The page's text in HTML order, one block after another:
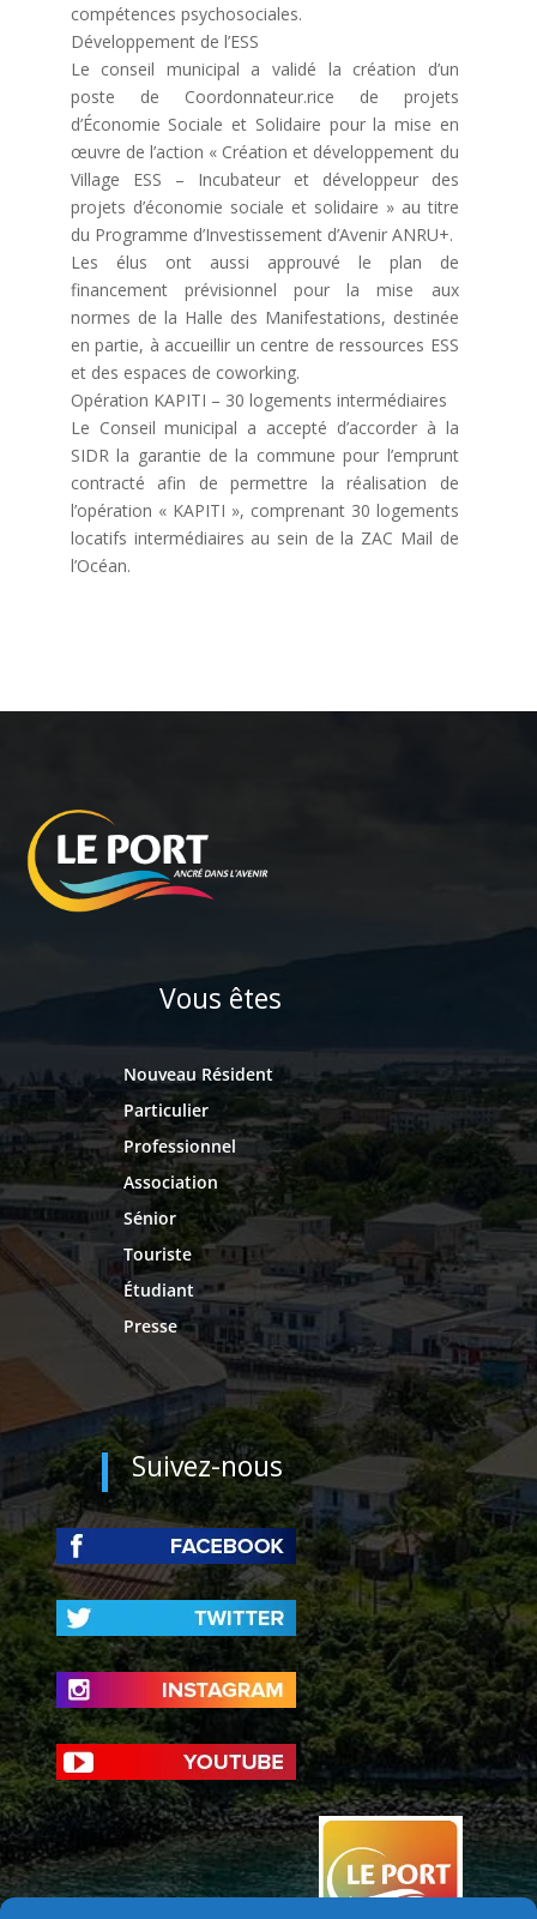
compétences psychosociales.
Développement de l’ESS
Le conseil municipal a validé la création d’un
poste de Coordonnateur.rice de projets
d’Économie Sociale et Solidaire pour la mise en
œuvre de l’action « Création et développement du
Village ESS – Incubateur et développeur des
projets d’économie sociale et solidaire » au titre
du Programme d’Investissement d’Avenir ANRU+.
Les élus ont aussi approuvé le plan de
financement prévisionnel pour la mise aux
normes de la Halle des Manifestations, destinée
en partie, à accueillir un centre de ressources ESS
et des espaces de coworking.
Opération KAPITI – 30 logements intermédiaires
Le Conseil municipal a accepté d’accorder à la
SIDR la garantie de la commune pour l’emprunt
contracté afin de permettre la réalisation de
l’opération « KAPITI », comprenant 30 logements
locatifs intermédiaires au sein de la ZAC Mail de
l’Océan.
Vous êtes
Nouveau Résident
Particulier
Professionnel
Association
Sénior
Touriste
Étudiant
Presse
Suivez-nous